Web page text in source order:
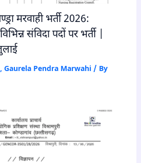
मरवाही भर्ती 2026:
संविदा पदों पर भर्ती |
, Gaurela Pendra Marwahi/ By